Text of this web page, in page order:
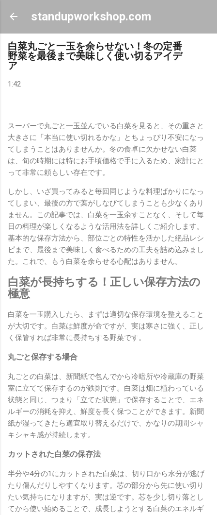
スキップしてメイン コンテンツに移動
standupworkshop.com
白菜丸ごと一玉を余らせない！冬の定番
野菜を最後まで美味しく使い切るアイデ
ア
1:42
スーパーで丸ごと一玉並んでいる白菜を見ると、その重さと
大きさに「本当に使い切れるかな」とちょっぴり不安になっ
てしまうことはありませんか。冬の食卓に欠かせない白菜
は、旬の時期には特にお手頃価格で手に入るため、家計にと
って非常に頼もしい存在です。
しかし、いざ買ってみると毎回同じような料理ばかりになっ
てしまい、最後の方で葉がしなびてしまうことも少なくあり
ません。この記事では、白菜を一玉余すことなく、そして毎
日の料理が楽しくなるような活用法を詳しくご紹介します。
基本的な保存方法から、部位ごとの特性を活かした絶品レシ
ピまで、最後まで美味しく食べるための工夫を詰め込みまし
た。これで、もう白菜を余らせる心配はありません。
白菜が長持ちする！正しい保存方法の
極意
白菜を一玉購入したら、まずは適切な保存環境を整えること
が大切です。白菜は鮮度が命ですが、実は寒さに強く、正し
く保管すれば非常に長持ちする野菜です。
丸ごと保存する場合
丸ごとの白菜は、新聞紙で包んでから冷暗所や冷蔵庫の野菜
室に立てて保存するのが鉄則です。白菜は畑に植わっている
状態と同じ、つまり「立てた状態」で保存することで、エネ
ルギーの消耗を抑え、鮮度を長く保つことができます。新聞
紙が湿ってきたら適宜取り替えるだけで、かなりの期間シャ
キシャキ感が持続します。
カットされた白菜の保存法
半分や4分の1にカットされた白菜は、切り口から水分が逃げ
たり傷んだりしやすくなります。芯の部分から先に使い切り
たい気持ちになりますが、実は逆です。芯を少し切り落とし
てから使い始めることで、成長しようとする白菜のエネルギ